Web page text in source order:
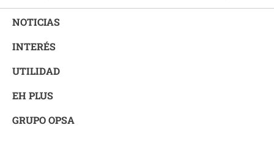
NOTICIAS
INTERÉS
UTILIDAD
EH PLUS
GRUPO OPSA